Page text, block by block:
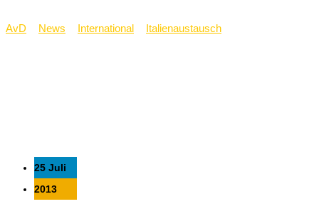
AvD News International Italienaustausch
25 Juli
2013